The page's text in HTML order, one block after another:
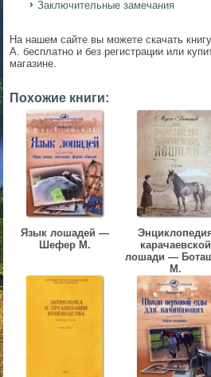
Заключительные замечания
На нашем сайте вы можете скачать
А. бесплатно и без регистрации или
магазине.
Похожие книги:
Язык лошадей —
Шефер М.
карачаевской
лошади —
М.
▼
▼